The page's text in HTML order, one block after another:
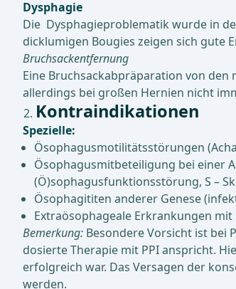
Dysphagie
Die Dysphagieproblematik wurde in
dicklumigen Bougies zeigen sich gute
Bruchsackentfernung
Eine Bruchsackabpräparation von
allerdings bei großen Hernien nicht
Kontraindikationen
Spezielle:
Ösophagusmotilitätsstörungen
Ösophagusmitbeteiligung bei einer
(Ö)sophagusfunktionsstörung, S –
Ösophagititen anderer Genese
Extraösophageale Erkrankungen
Bemerkung: Besondere Vorsicht ist bei
dosierte Therapie mit PPI anspricht.
erfolgreich war. Das Versagen der
werden.